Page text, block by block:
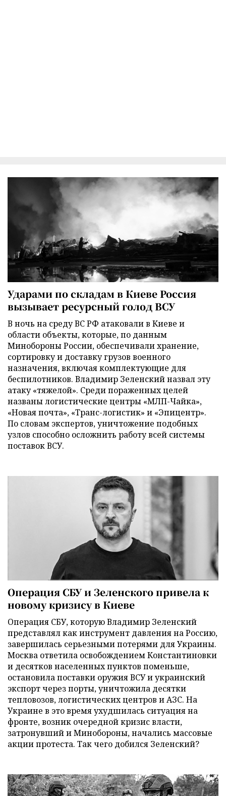
Ударами по складам в Киеве Россия
вызывает ресурсный голод ВСУ
В ночь на среду ВС РФ атаковали в Киеве и
области объекты, которые, по данным
Минобороны России, обеспечивали хранение,
сортировку и доставку грузов военного
назначения, включая комплектующие для
беспилотников. Владимир Зеленский назвал эту
атаку «тяжелой». Среди пораженных целей
названы логистические центры «МЛП-Чайка»,
«Новая почта», «Транс-логистик» и «Эпицентр».
По словам экспертов, уничтожение подобных
узлов способно осложнить работу всей системы
поставок ВСУ.
Операция СБУ и Зеленского привела к
новому кризису в Киеве
Операция СБУ, которую Владимир Зеленский
представлял как инструмент давления на Россию,
завершилась серьезными потерями для Украины.
Москва ответила освобождением Константиновки
и десятков населенных пунктов поменьше,
остановила поставки оружия ВСУ и украинский
экспорт через порты, уничтожила десятки
тепловозов, логистических центров и АЗС. На
Украине в это время ухудшилась ситуация на
фронте, возник очередной кризис власти,
затронувший и Минобороны, начались массовые
акции протеста. Так чего добился Зеленский?